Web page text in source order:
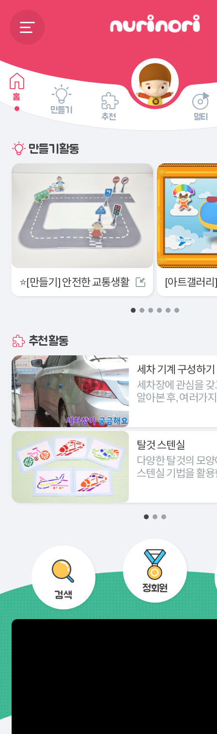
홈
만들기
추천 멀티
만들기활동
⭐[만들기] 안전한 교통생활
추천활동
세차 기계 구성하기
세차장에 관심을
알아본 후, 여러가
탈것 스텐실
다양한 탈것의 모
스텐실 기법을 활
검색
정회원